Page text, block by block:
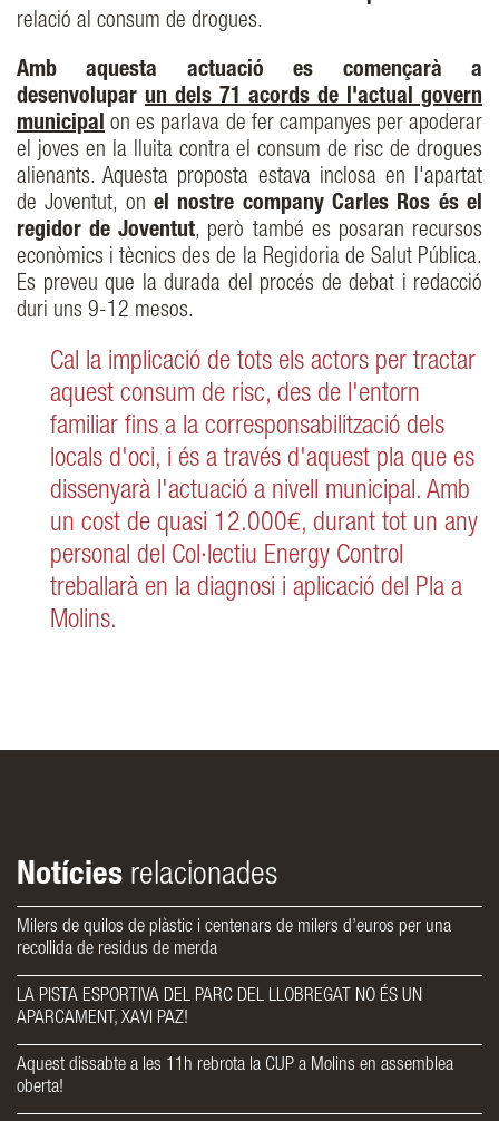
relació al consum de drogues.
Amb aquesta actuació es començarà a
desenvoluparun dels 71 acords de l'actual govern
municipal on es parlava de fer campanyes per apoderar
el joves en la lluita contra el consum de risc de drogues
alienants. Aquesta proposta estava inclosa en l'apartat
de Joventut, on el nostre company Carles Ros és el
regidor de Joventut, però també es posaran recursos
econòmics i tècnics des de la Regidoria de Salut Pública.
Es preveu que la durada del procés de debat i redacció
duri uns 9-12 mesos.
Cal la implicació de tots els actors per tractar
aquest consum de risc, des de l'entorn
familiar fins a la corresponsabilització dels
locals d'oci, i és a través d'aquest pla que es
dissenyarà l'actuació a nivell municipal. Amb
un cost de quasi 12.000€, durant tot un any
personal del Col·lectiu Energy Control
treballarà en la diagnosi i aplicació del Pla a
Molins.
Notícies relacionades
Milers de quilos de plàstic i centenars de milers d’euros per una
recollida de residus de merda
LA PISTA ESPORTIVA DEL PARC DEL LLOBREGAT NO ÉS UN
APARCAMENT, XAVI PAZ!
Aquest dissabte a les 11h rebrota la CUP a Molins en assemblea
oberta!